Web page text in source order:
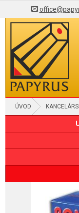
ÚVOD
KANCELÁRSKE KLIPY A